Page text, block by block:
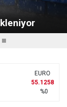
EURO
55.1258
%0